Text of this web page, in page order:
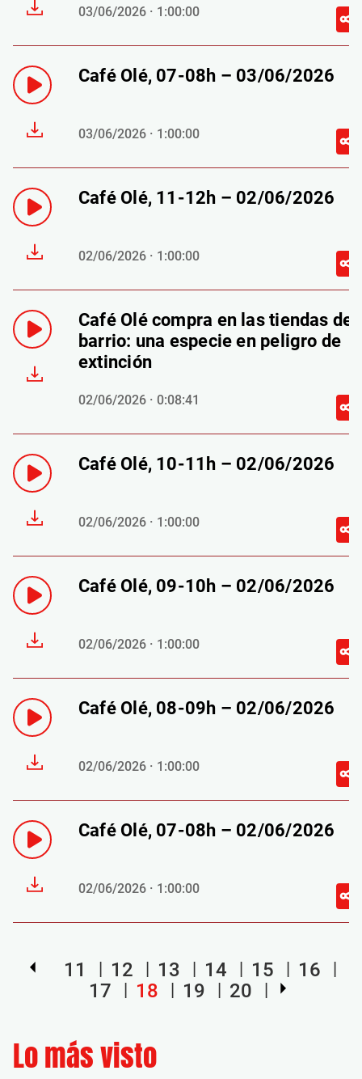
03/06/2026 · 1:00:00
Café Olé, 07-08h – 03/06/2026
03/06/2026 · 1:00:00
Café Olé, 11-12h – 02/06/2026
02/06/2026 · 1:00:00
Café Olé compra en las tiendas de
barrio: una especie en peligro de
extinción
02/06/2026 · 0:08:41
Café Olé, 10-11h – 02/06/2026
02/06/2026 · 1:00:00
Café Olé, 09-10h – 02/06/2026
02/06/2026 · 1:00:00
Café Olé, 08-09h – 02/06/2026
02/06/2026 · 1:00:00
Café Olé, 07-08h – 02/06/2026
02/06/2026 · 1:00:00
11 12 13 14 15
16
17
18 19 20
Lo más visto